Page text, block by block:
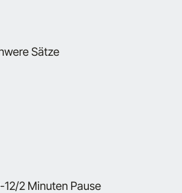
Sätze
2 Minuten Pause